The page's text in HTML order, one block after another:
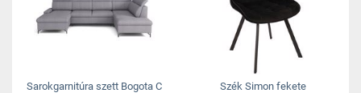
Sarokgarnitúra szett Bogota C
Szék Simon fekete